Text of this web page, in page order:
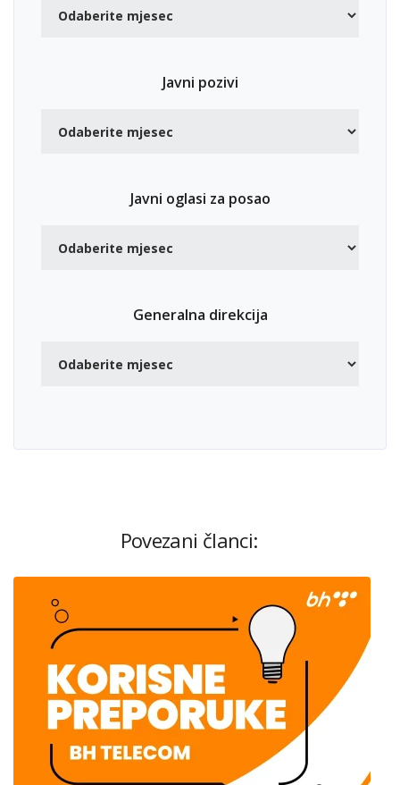
Javni pozivi
Javni oglasi za posao
Generalna direkcija
Povezani članci: